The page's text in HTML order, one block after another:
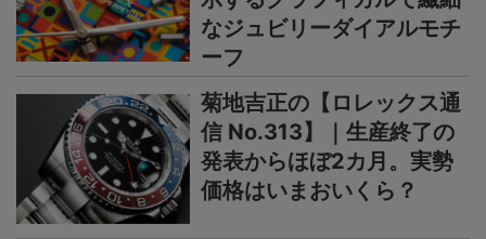
なジュビリーダイアルモチ
ーフ
菊地吉正の【ロレックス通
信 No.313】｜生産終了の
発表からほぼ2カ月。実勢
価格はいまおいくら？